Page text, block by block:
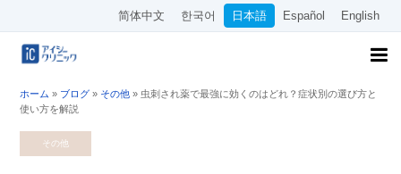
简体中文 한국어 日本語 Español English
ホーム » ブログ » その他 » 虫刺され薬で最強に効くのはどれ？症状別の選び方と
使い方を解説
その他